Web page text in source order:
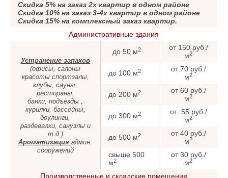
Скидка 5% на заказ 2х квартир в одном районе
Скидка 10% на заказ 3-4х квартир в одном районе
Скидка 15% на комплексный заказ квартир.
Административные здания
Устранение запахов
(офисы, салоны
красоты спортзалы,
клубы, сауны,
рестораны,
банки, подъезды ,
курилки, бассейны,
боулинги,
раздевалки, санузлы и
т.д.)
Ароматизация админ.
сооружений
до 50 м2
от 150 руб./
м2
до 100 м2
от 70 руб./
м2
до 200 м2
от 60 руб./
м2
до 300 м2
от 55 руб./
м2
до 500 м2
от 40 руб./
м2
свыше 500
м2
от 30 руб./
м2
Производственные и складские помещения